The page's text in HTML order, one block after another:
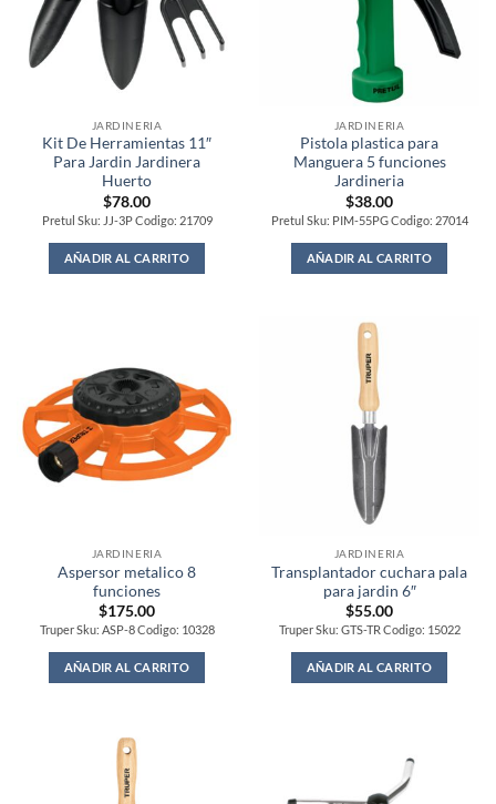
JARDINERIA
Kit De Herramientas 11″
Para Jardin Jardinera
Huerto
$78.00
Pretul Sku: JJ-3P Codigo: 21709
AÑADIR AL CARRITO
JARDINERIA
Pistola plastica para
Manguera 5 funciones
Jardineria
$38.00
Pretul Sku: PIM-55PG Codigo: 27014
AÑADIR AL CARRITO
JARDINERIA
Aspersor metalico 8
funciones
$175.00
Truper Sku: ASP-8 Codigo: 10328
AÑADIR AL CARRITO
JARDINERIA
Transplantador cuchara pala
para jardin 6″
$55.00
Truper Sku: GTS-TR Codigo: 15022
AÑADIR AL CARRITO